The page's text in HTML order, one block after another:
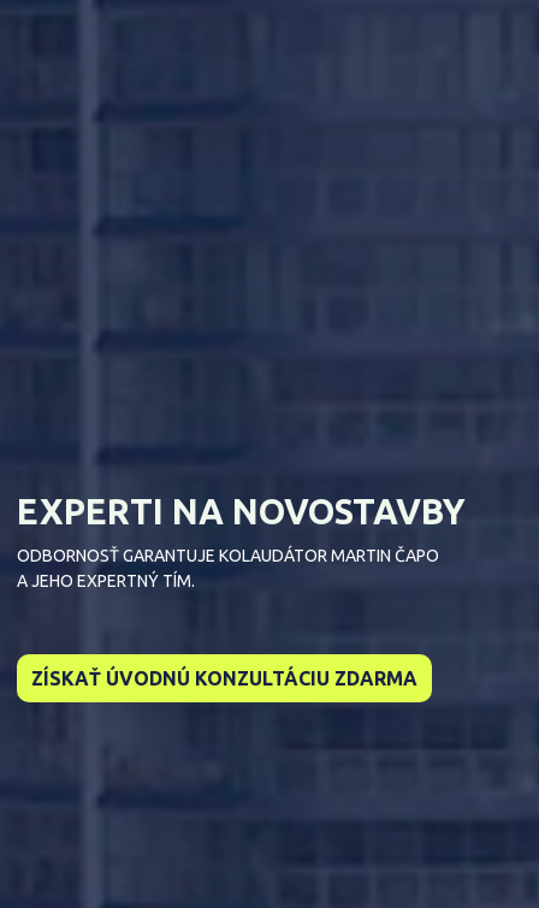
EXPERTI NA NOVOSTAVBY
ODBORNOSŤ GARANTUJE KOLAUDÁTOR MARTIN ČAPO
A JEHO EXPERTNÝ TÍM.
ZÍSKAŤ ÚVODNÚ KONZULTÁCIU ZDARMA